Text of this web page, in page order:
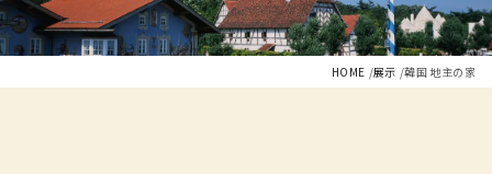
HOME 展示 韓国 地主の家